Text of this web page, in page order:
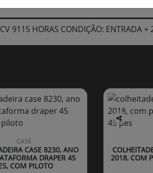
9115 HORAS CONDIÇÃO: ENTRADA +
CASE
CASE 8230, ANO
DRAPER 45
COM PILOTO
Co
arti
lhe
2018, COM